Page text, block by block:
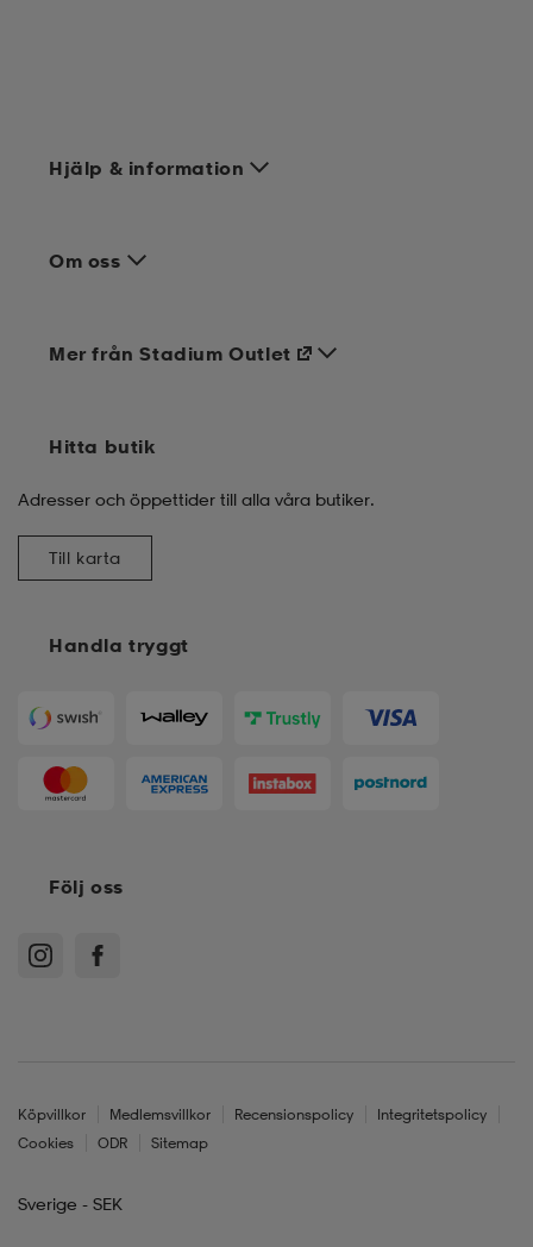
Hjälp & information
Om oss
Handla tryggt
Mer från Stadium Outlet
Hitta butik
Adresser och öppettider till alla våra butiker.
Till karta
Följ oss
Köpvillkor Medlemsvillkor Recensionspolicy
Integritetspolicy
Cookies
ODR Sitemap
Sverige - SEK